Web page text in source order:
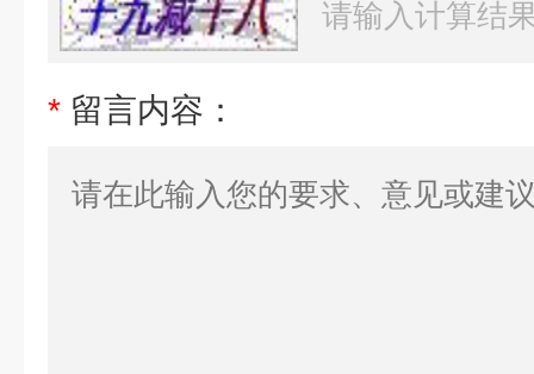
* 留言内容：